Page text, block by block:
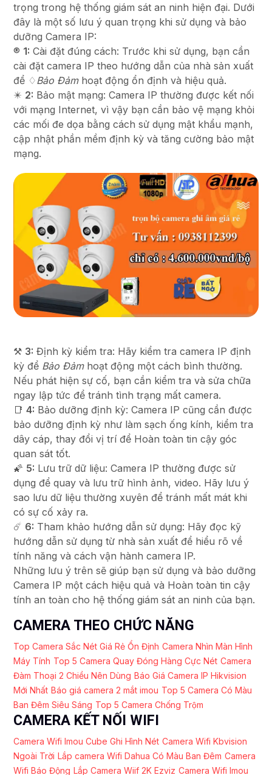
trọng trong hệ thống giám sát an ninh hiện đại. Dưới
đây là một số lưu ý quan trọng khi sử dụng và bảo
dưỡng Camera IP:
®️ 1: Cài đặt đúng cách: Trước khi sử dụng, bạn cần
cài đặt camera IP theo hướng dẫn của nhà sản xuất
để ♢Bảo Đảmhoạt động ổn định và hiệu quả.
✴️ 2: Bảo mật mạng: Camera IP thường được kết nối
với mạng Internet, vì vậy bạn cần bảo vệ mạng khỏi
các mối đe dọa bằng cách sử dụng mật khẩu mạnh,
cập nhật phần mềm định kỳ và tăng cường bảo mật
mạng.
⚒ 3: Định kỳ kiểm tra: Hãy kiểm tra camera IP định
kỳ để Bảo Đảmhoạt động một cách bình thường.
Nếu phát hiện sự cố, bạn cần kiểm tra và sửa chữa
ngay lập tức để tránh tình trạng mất camera.
📑 4: Bảo dưỡng định kỳ: Camera IP cũng cần được
bảo dưỡng định kỳ như làm sạch ống kính, kiểm tra
dây cáp, thay đổi vị trí để Hoàn toàn tin cậy góc
quan sát tốt.
🌠 5: Lưu trữ dữ liệu: Camera IP thường được sử
dụng để quay và lưu trữ hình ảnh, video. Hãy lưu ý
sao lưu dữ liệu thường xuyên để tránh mất mát khi
có sự cố xảy ra.
☄️ 6: Tham khảo hướng dẫn sử dụng: Hãy đọc kỹ
hướng dẫn sử dụng từ nhà sản xuất để hiểu rõ về
tính năng và cách vận hành camera IP.
Những lưu ý trên sẽ giúp bạn sử dụng và bảo dưỡng
Camera IP một cách hiệu quả và Hoàn toàn tin cậy
tính an toàn cho hệ thống giám sát an ninh của bạn.
CAMERA THEO CHỨC NĂNG
Top Camera Sắc Nét Giá Rẻ Ổn Định Camera Nhìn Màn Hình
Máy Tính Top 5 Camera Quay Đóng Hàng Cực Nét Camera
Đàm Thoại 2 Chiều Nên Dùng Báo Giá Camera IP Hikvision
Mới Nhất Báo giá camera 2 mắt imou Top 5 Camera Có Màu
Ban Đêm Siêu Sáng Top 5 Camera Chống Trộm
CAMERA KẾT NỐI WIFI
Camera Wifi Imou Cube Ghi Hình Nét Camera Wifi Kbvision
Ngoài Trời Lắp camera Wifi Dahua Có Màu Ban Đêm Camera
Wifi Báo Động Lắp Camera Wiif 2K Ezviz Camera Wifi Imou